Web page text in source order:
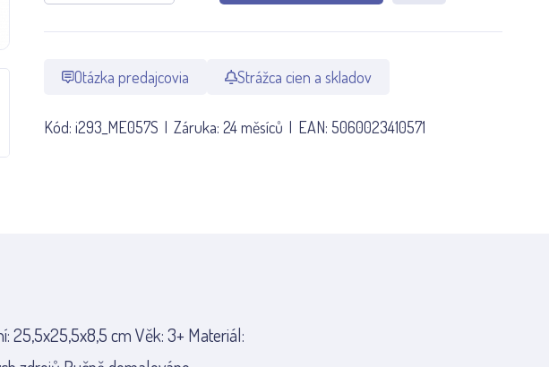
Otázka predajcovia Strážca cien a skladov
Kód: i293_ME057S Záruka: 24 měsíců EAN: 5060023410571
25,5x25,5x8,5 cm Věk: 3+ Materiál: